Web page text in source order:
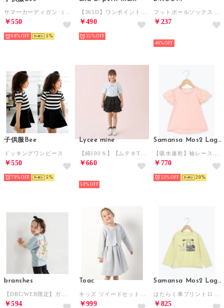
￥550
68% 5
￥490
55%
￥237
40%
子供服Bee
ドッキングワンピース
￥550
79% 5
Lycee mine
￥660
50%
Samansa Mos2 Lagom
￥770
53% 20
branshes
￥594
Toac
￥999
Samansa Mos2 Lagom
￥825